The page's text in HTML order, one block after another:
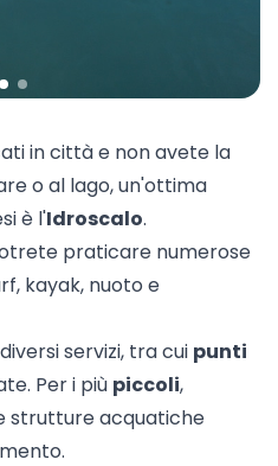
in città e non avete la
o al lago, un'ottima
è l'Idroscalo.
praticare numerose
kayak, nuoto e
servizi, tra cui punti
Per i più piccoli,
strutture acquatiche